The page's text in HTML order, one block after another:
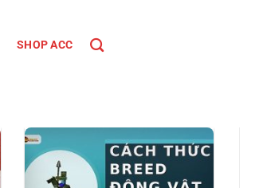
SHOP ACC